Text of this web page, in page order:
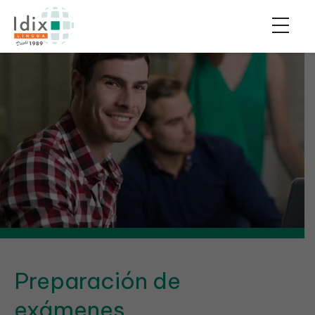
Preparación de